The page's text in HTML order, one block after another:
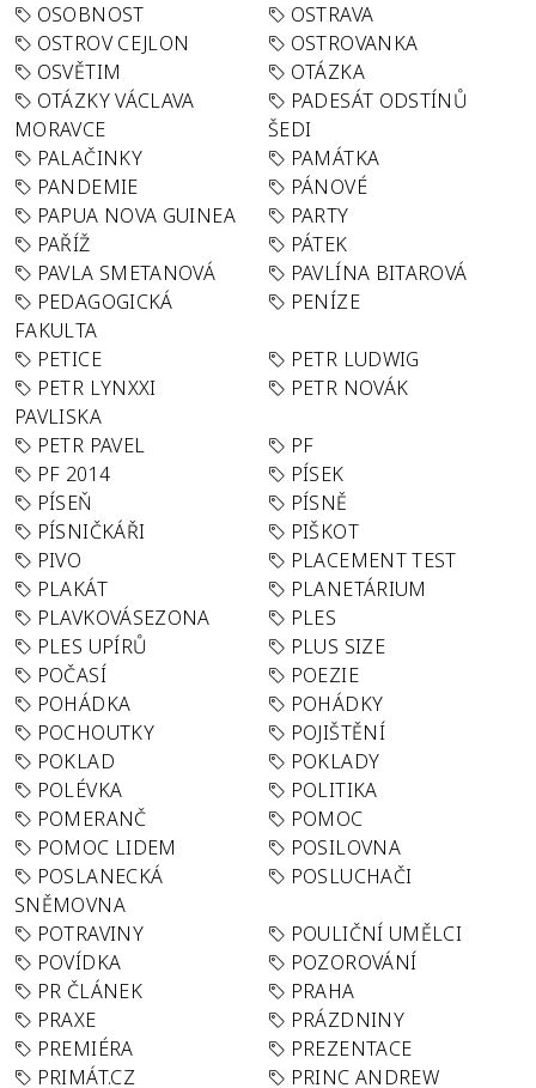
OSOBNOST
OSTRAVA
OSTROV CEJLON
OSTROVANKA
OSVĚTIM
OTÁZKA
OTÁZKY VÁCLAVA
MORAVCE
PADESÁT ODSTÍNŮ
ŠEDI
PALAČINKY
PAMÁTKA
PANDEMIE
PÁNOVÉ
PAPUA NOVA GUINEA
PARTY
PAŘÍŽ
PÁTEK
PAVLA SMETANOVÁ
PAVLÍNA BITAROVÁ
PEDAGOGICKÁ
FAKULTA
PENÍZE
PETICE
PETR LUDWIG
PETR LYNXXI
PAVLISKA
PETR NOVÁK
PETR PAVEL
PF
PF 2014
PÍSEK
PÍSEŇ
PÍSNĚ
PÍSNIČKÁŘI
PIŠKOT
PIVO
PLACEMENT TEST
PLAKÁT
PLANETÁRIUM
PLAVKOVÁSEZONA
PLES
PLES UPÍRŮ
PLUS SIZE
POČASÍ
POEZIE
POHÁDKA
POHÁDKY
POCHOUTKY
POJIŠTĚNÍ
POKLAD
POKLADY
POLÉVKA
POLITIKA
POMERANČ
POMOC
POMOC LIDEM
POSILOVNA
POSLANECKÁ
SNĚMOVNA
POSLUCHAČI
POTRAVINY
POULIČNÍ UMĚLCI
POVÍDKA
POZOROVÁNÍ
PR ČLÁNEK
PRAHA
PRAXE
PRÁZDNINY
PREMIÉRA
PREZENTACE
PRIMÁT.CZ
PRINC ANDREW